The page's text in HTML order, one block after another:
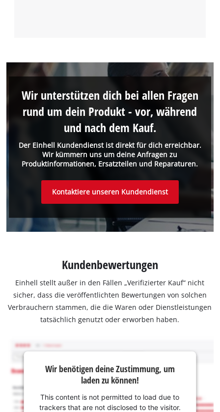
Der Einhell Kundendienst ist direkt für dich erreichbar.
Wir kümmern uns um deine Anfragen zu
Produktinformationen, Ersatzteilen und Reparaturen.
Wir unterstützen dich bei allen Fragen
rund um dein Produkt - vor, während
und nach dem Kauf.
Kontaktiere unseren Kundendienst
Kundenbewertungen
Einhell stellt außer in den Fällen „Verifizierter Kauf“ nicht
sicher, dass die veröffentlichten Bewertungen von solchen
Verbrauchern stammen, die die Waren oder Dienstleistungen
tatsächlich genutzt oder erworben haben.
Wir benötigen deine Zustimmung, um
laden zu können!
This content is not permitted to load due to
trackers that are not disclosed to the visitor.